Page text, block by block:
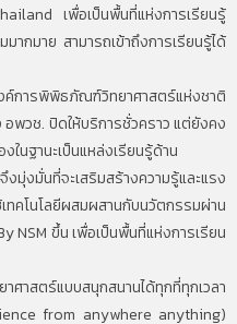
เพื่อเป็นพื้นที่แห่งการเรียนรู้
กมาย สามารถเข้าถึงการเรียนรู้ได้
การพิพิธภัณฑ์วิทยาศาสตร์แห่งชาติ
พวช. ปิดให้บริการชั่วคราว แต่ยังคง
ในฐานะเป็นแหล่งเรียนรู้ด้าน
งมั่นที่จะเสริมสร้างความรู้และแรง
ทคโนโลยีผสมผสานกับนวัตกรรมผ่าน
NSM ขึ้น เพื่อเป็นพื้นที่แห่งการเรียน
าสตร์แบบสนุกสนานได้ทุกที่ทุกเวลา
from anywhere anything)